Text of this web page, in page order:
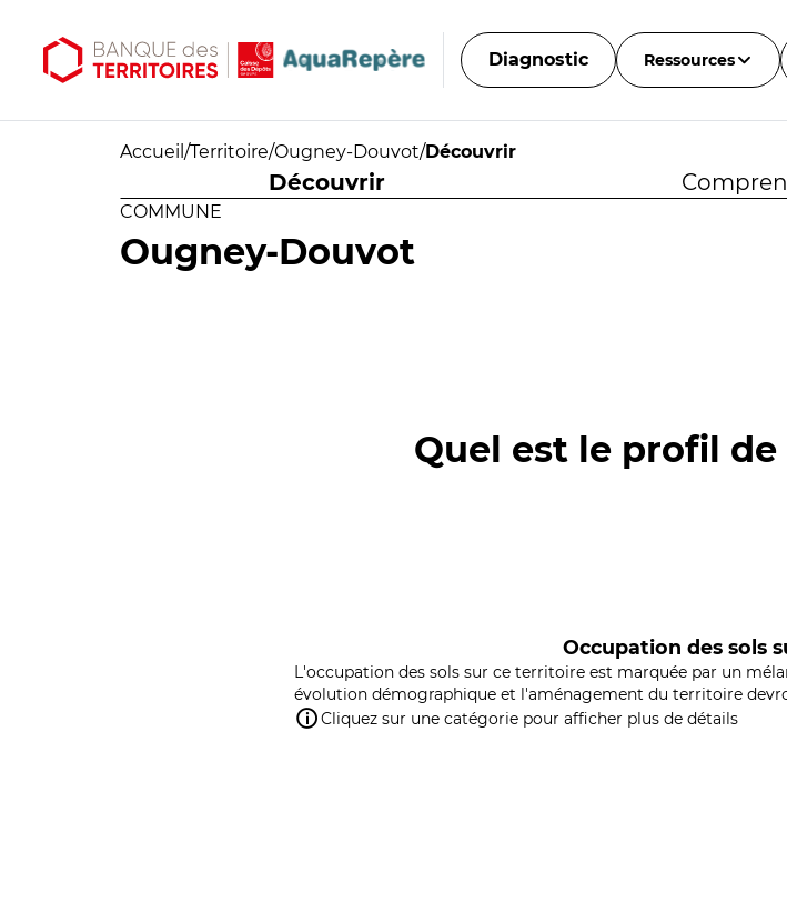
Diagnostic Ressources
Accueil /Territoire/Ougney-Douvot/Découvrir
Découvrir
COMMUNE
Ougney-Douvot
Quel est le profil
Occupation des sols
L'occupation des sols sur ce territoire est marquée par un
évolution démographique et l'aménagement du territoire
Cliquez sur une catégorie pour afficher plus de détails